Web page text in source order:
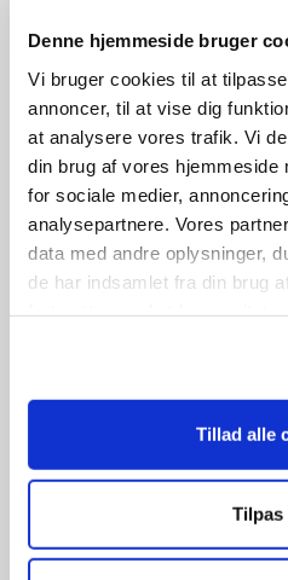
Denne hjemmeside bruger
Vi bruger cookies til at
annoncer, til at vise dig
at analysere vores trafik. Vi
din brug af vores hjemmeside
for sociale medier,
analysepartnere. Vores
data med andre oplysninger,
de har indsamlet fra din brug
Tillad alle
Tilpas
Tilføj til
B81cm /H198cm
GENBRUG
Tilføj til